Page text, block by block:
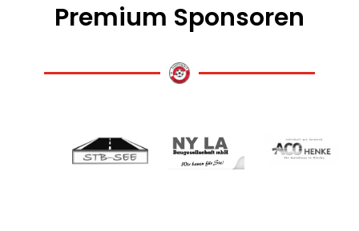
Premium Sponsoren